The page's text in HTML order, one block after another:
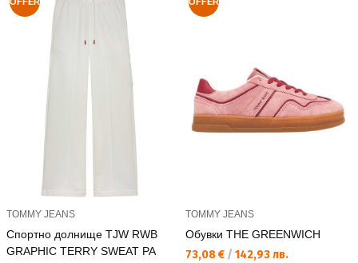
TOMMY JEANS
Спортно долнище TJW RWB
GRAPHIC TERRY SWEAT PA
TOMMY JEANS
Обувки THE GREENWICH
Текуща цена:
73,08 € / 142,93 лв.